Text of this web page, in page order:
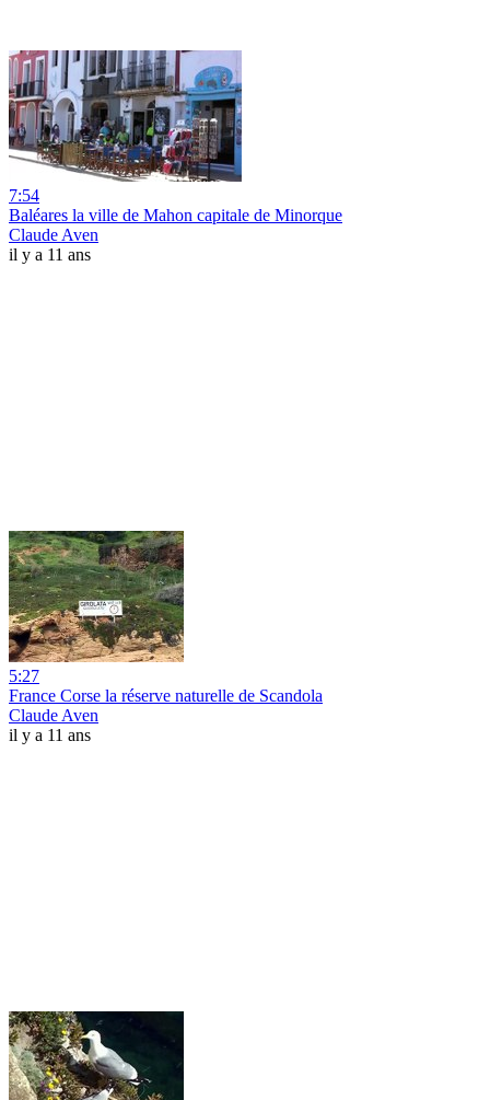
7:54
Baléares la ville de Mahon capitale de Minorque
Claude Aven
il y a 11 ans
5:27
France Corse la réserve naturelle de Scandola
Claude Aven
il y a 11 ans